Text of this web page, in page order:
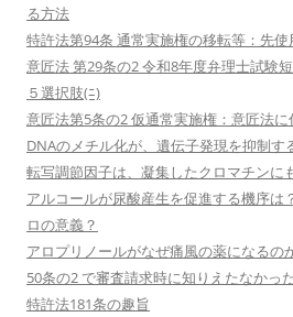
る方法
特許法第94条 通常実施権の移転等：先
意匠法 第29条の2 令和8年度弁理士試験
５選択肢(ﾆ)
意匠法第5条の2 仮通常実施権：意匠法
DNAのメチル化が、遺伝子発現を抑制す
転写調節因子は、凝集したクロマチンに
アルコールが尿酸産生を促進する機序は
ロの意義？
アロプリノールがなぜ痛風の薬になるの
50条の2 で審査請求時に知りえたなかっ
特許法181条の趣旨